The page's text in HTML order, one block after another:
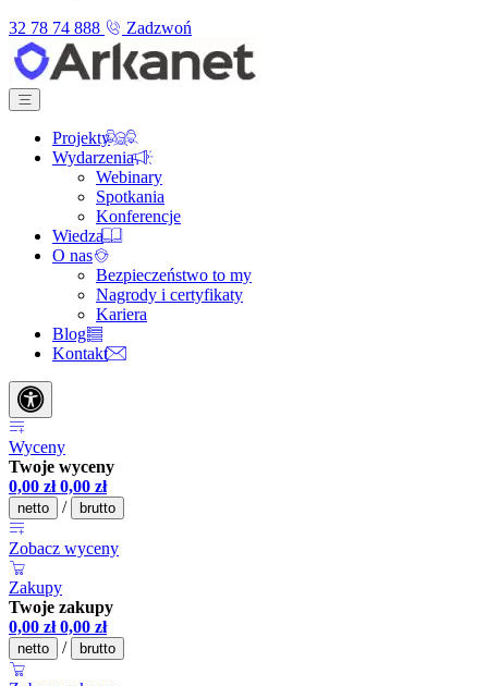
32 78 74 888
Zadzwoń
Projekty
Wydarzenia
Webinary
Spotkania
Konferencje
Wiedza
O nas
Bezpieczeństwo to my
Nagrody i certyfikaty
Kariera
Blog
Kontakt
Wyceny
Twoje wyceny
0,00 zł 0,00 zł
netto / brutto
Zobacz wyceny
Zakupy
Twoje zakupy
0,00 zł 0,00 zł
netto / brutto